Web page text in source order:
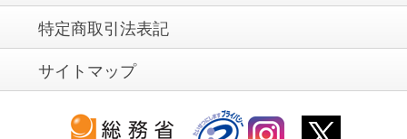
特定商取引法表記
サイトマップ